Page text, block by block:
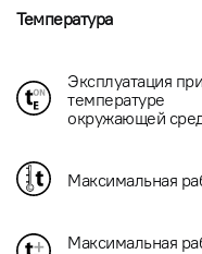
Температура
Эксплуатация при
температуре
окружающей
Максимальная
Максимальная